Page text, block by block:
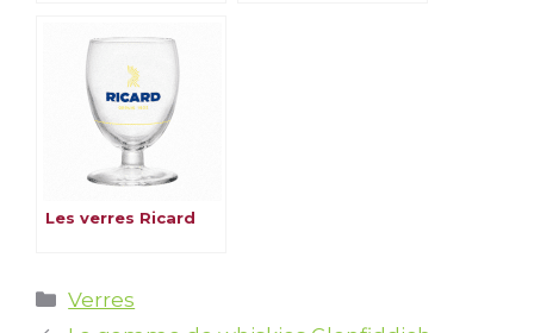
Les verres Ricard
Catégories
Verres